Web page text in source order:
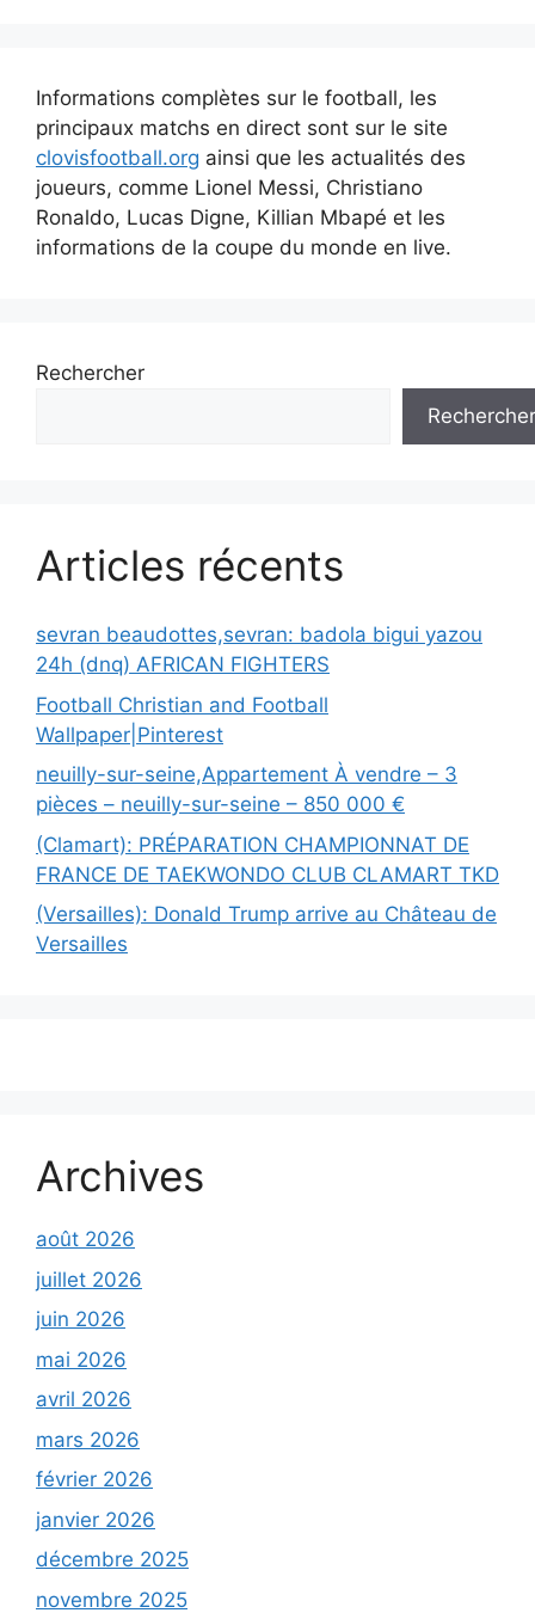
Informations complètes sur le football, les
principaux matchs en direct sont sur le site
clovisfootball.org ainsi que les actualités des
joueurs, comme Lionel Messi, Christiano
Ronaldo, Lucas Digne, Killian Mbapé et les
informations de la coupe du monde en live.
Rechercher
Rechercher
Articles récents
sevran beaudottes,sevran: badola bigui yazou
24h (dnq) AFRICAN FIGHTERS
Football Christian and Football
Wallpaper|Pinterest
neuilly-sur-seine,Appartement À vendre – 3
pièces – neuilly-sur-seine – 850 000 €
(Clamart): PRÉPARATION CHAMPIONNAT DE
FRANCE DE TAEKWONDO CLUB CLAMART TKD
(Versailles): Donald Trump arrive au Château de
Versailles
Archives
août 2026
juillet 2026
juin 2026
mai 2026
avril 2026
mars 2026
février 2026
janvier 2026
décembre 2025
novembre 2025